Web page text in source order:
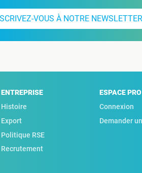
VOUS À NOTRE NEWSLETTER
ENTREPRISE
Histoire
Export
Politique RSE
Recrutement
ESPACE PRO
Connexion
Demander